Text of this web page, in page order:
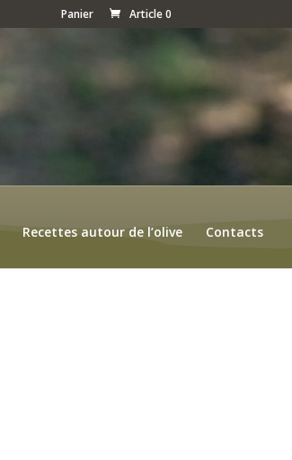
Panier Article 0
Recettes autour de l’olive Contacts